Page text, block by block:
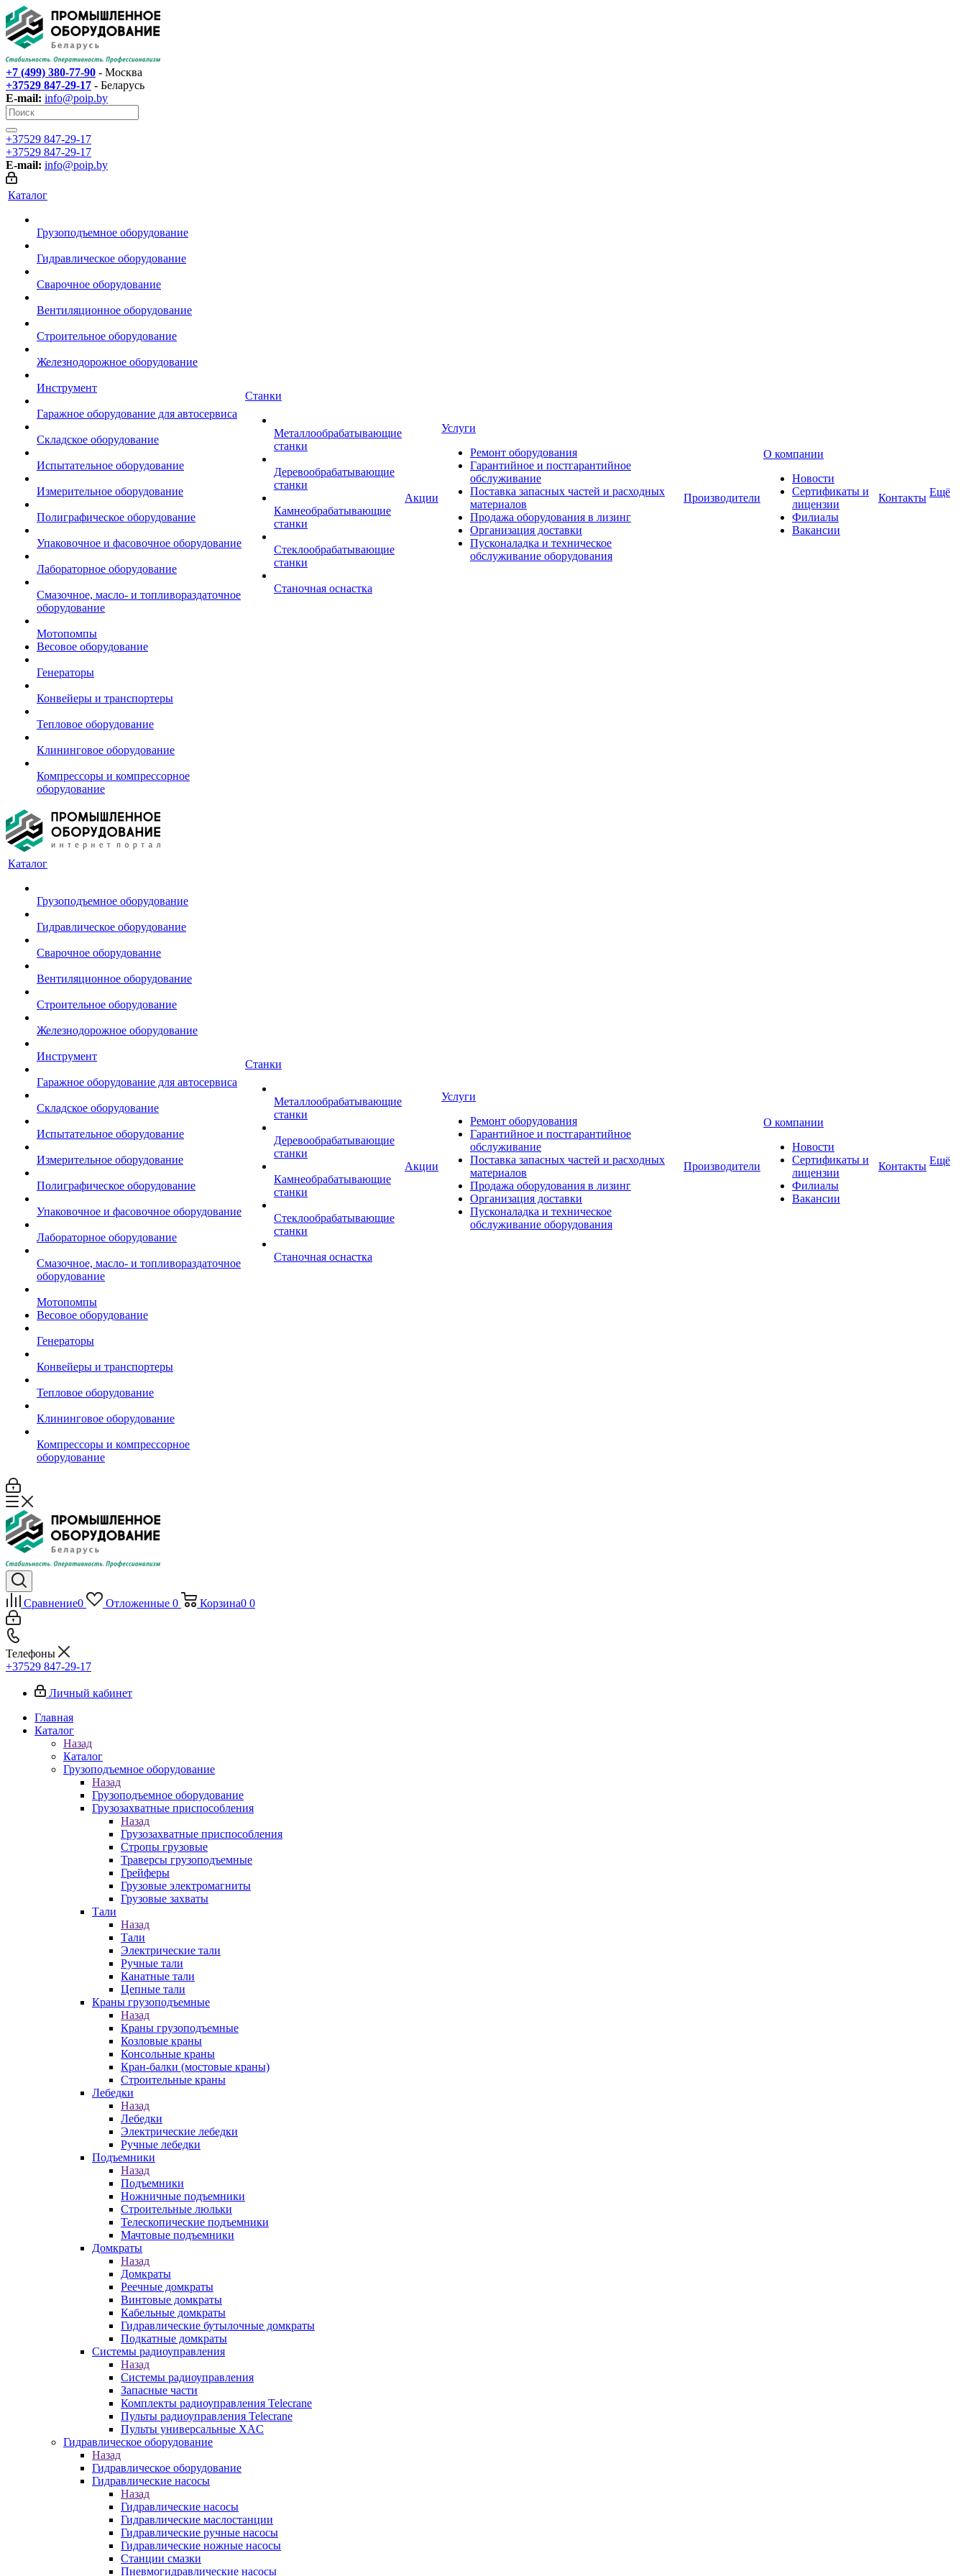
+7 (499) 380-77-90 - Москва
+37529 847-29-17‬ - Беларусь
E-mail: info@poip.by
+37529 847-29-17‬
+37529 847-29-17‬
E-mail: info@poip.by
Каталог
Грузоподъемное оборудование
Гидравлическое оборудование
Сварочное оборудование
Вентиляционное оборудование
Строительное оборудование
Железнодорожное оборудование
Инструмент
Гаражное оборудование для автосервиса
Складское оборудование
Испытательное оборудование
Измерительное оборудование
Полиграфическое оборудование
Упаковочное и фасовочное оборудование
Лабораторное оборудование
Смазочное, масло- и топливораздаточное
оборудование
Мотопомпы
Весовое оборудование
Генераторы
Конвейеры и транспортеры
Тепловое оборудование
Клининговое оборудование
Компрессоры и компрессорное
оборудование
Станки
Металлообрабатывающие
станки
Деревообрабатывающие
станки
Камнеобрабатывающие
станки
Стеклообрабатывающие
станки
Станочная оснастка
Акции
Услуги
Ремонт оборудования
Гарантийное и постгарантийное
обслуживание
Поставка запасных частей и расходных
материалов
Продажа оборудования в лизинг
Организация доставки
Пусконаладка и техническое
обслуживание оборудования
Производители
О компании
Новости
Сертификаты и
лицензии
Филиалы
Вакансии
Контакты Ещё
Каталог
Грузоподъемное оборудование
Гидравлическое оборудование
Сварочное оборудование
Вентиляционное оборудование
Строительное оборудование
Железнодорожное оборудование
Инструмент
Гаражное оборудование для автосервиса
Складское оборудование
Испытательное оборудование
Измерительное оборудование
Полиграфическое оборудование
Упаковочное и фасовочное оборудование
Лабораторное оборудование
Смазочное, масло- и топливораздаточное
оборудование
Мотопомпы
Весовое оборудование
Генераторы
Конвейеры и транспортеры
Тепловое оборудование
Клининговое оборудование
Компрессоры и компрессорное
оборудование
Станки
Металлообрабатывающие
станки
Деревообрабатывающие
станки
Камнеобрабатывающие
станки
Стеклообрабатывающие
станки
Станочная оснастка
Акции
Услуги
Ремонт оборудования
Гарантийное и постгарантийное
обслуживание
Поставка запасных частей и расходных
материалов
Продажа оборудования в лизинг
Организация доставки
Пусконаладка и техническое
обслуживание оборудования
Производители
О компании
Новости
Сертификаты и
лицензии
Филиалы
Вакансии
Контакты Ещё
Сравнение0 Отложенные 0 Корзина0 0
Телефоны
+37529 847-29-17‬
Личный кабинет
Главная
Каталог
Назад
Каталог
Грузоподъемное оборудование
Назад
Грузоподъемное оборудование
Грузозахватные приспособления
Назад
Грузозахватные приспособления
Стропы грузовые
Траверсы грузоподъемные
Грейферы
Грузовые электромагниты
Грузовые захваты
Тали
Назад
Тали
Электрические тали
Ручные тали
Канатные тали
Цепные тали
Краны грузоподъемные
Назад
Краны грузоподъемные
Козловые краны
Консольные краны
Кран-балки (мостовые краны)
Строительные краны
Лебедки
Назад
Лебедки
Электрические лебедки
Ручные лебедки
Подъемники
Назад
Подъемники
Ножничные подъемники
Строительные люльки
Телескопические подъемники
Мачтовые подъемники
Домкраты
Назад
Домкраты
Реечные домкраты
Винтовые домкраты
Кабельные домкраты
Гидравлические бутылочные домкраты
Подкатные домкраты
Системы радиоуправления
Назад
Системы радиоуправления
Запасные части
Комплекты радиоуправления Telecrane
Пульты радиоуправления Telecrane
Пульты универсальные XAC
Гидравлическое оборудование
Назад
Гидравлическое оборудование
Гидравлические насосы
Назад
Гидравлические насосы
Гидравлические маслостанции
Гидравлические ручные насосы
Гидравлические ножные насосы
Станции смазки
Пневмогидравлические насосы